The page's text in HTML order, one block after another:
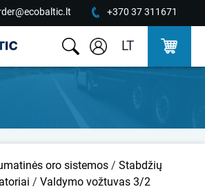
+370 37 311671
LT
oro sistemos / Stabdžių
/ Valdymo vožtuvas 3/2